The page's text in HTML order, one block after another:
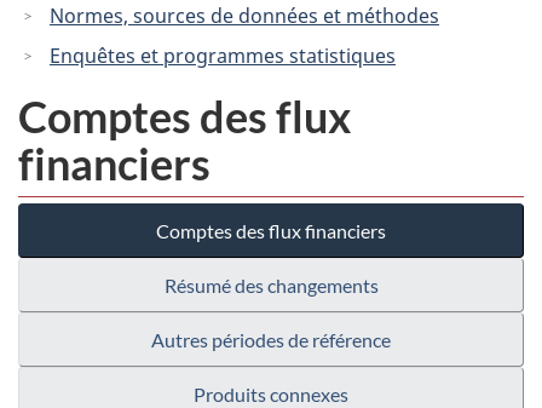
Normes, sources de données et méthodes
Enquêtes et programmes statistiques
Comptes des flux
financiers
Comptes des flux financiers
Résumé des changements
Autres périodes de référence
Produits connexes